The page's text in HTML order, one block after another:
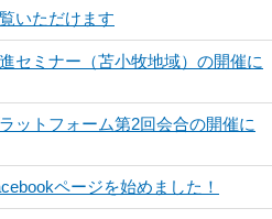
いただけます
セミナー（苫小牧地域）の開催に
ットフォーム第2回会合の開催に
ページを始めました！